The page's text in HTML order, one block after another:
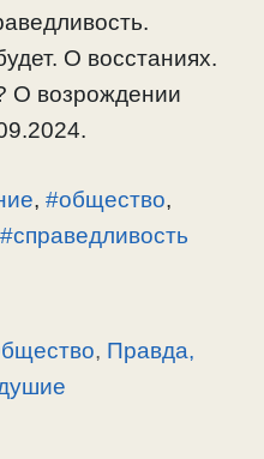
О восстаниях.
О возрождении
, #общество,
#справедливость
, Правда,